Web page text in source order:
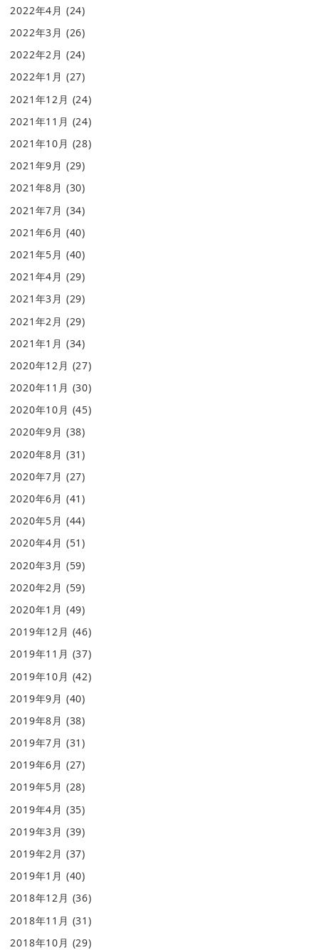
2022年4月 (24)
2022年3月 (26)
2022年2月 (24)
2022年1月 (27)
2021年12月 (24)
2021年11月 (24)
2021年10月 (28)
2021年9月 (29)
2021年8月 (30)
2021年7月 (34)
2021年6月 (40)
2021年5月 (40)
2021年4月 (29)
2021年3月 (29)
2021年2月 (29)
2021年1月 (34)
2020年12月 (27)
2020年11月 (30)
2020年10月 (45)
2020年9月 (38)
2020年8月 (31)
2020年7月 (27)
2020年6月 (41)
2020年5月 (44)
2020年4月 (51)
2020年3月 (59)
2020年2月 (59)
2020年1月 (49)
2019年12月 (46)
2019年11月 (37)
2019年10月 (42)
2019年9月 (40)
2019年8月 (38)
2019年7月 (31)
2019年6月 (27)
2019年5月 (28)
2019年4月 (35)
2019年3月 (39)
2019年2月 (37)
2019年1月 (40)
2018年12月 (36)
2018年11月 (31)
2018年10月 (29)